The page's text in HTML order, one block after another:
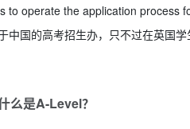
to operate the application process
中国的高考招生办，只不过在英国
么是A-Level？